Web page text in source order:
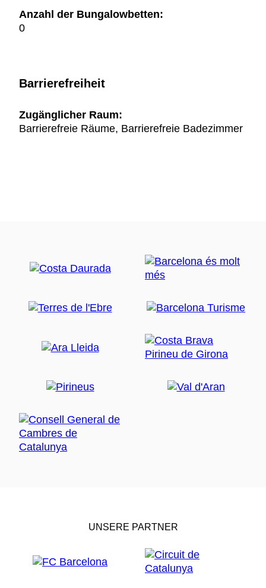
Anzahl der Bungalowbetten:
0
Barrierefreiheit
Zugänglicher Raum:
Barrierefreie Räume, Barrierefreie Badezimmer
UNSERE PARTNER